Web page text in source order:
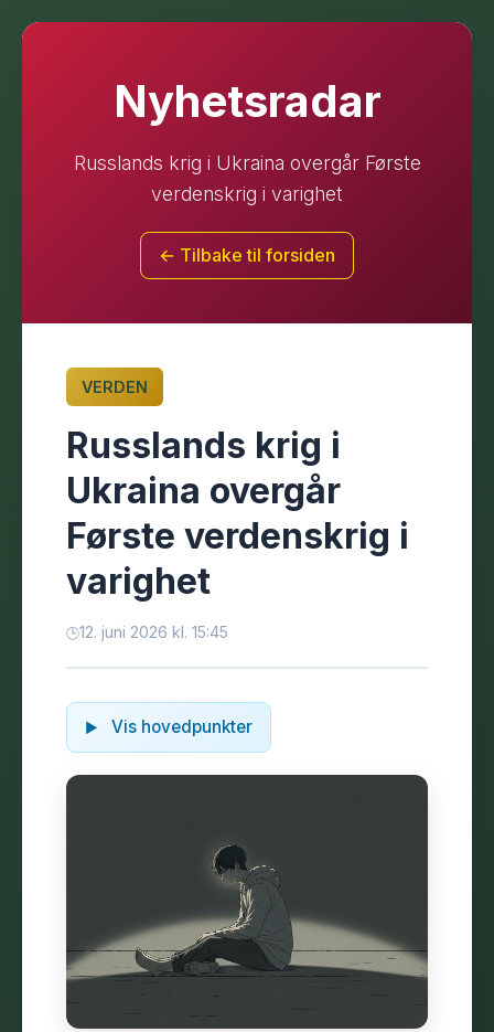
Nyhetsradar
Russlands krig i Ukraina overgår Første
verdenskrig i varighet
← Tilbake til forsiden
VERDEN
Russlands krig i
Ukraina overgår
Første verdenskrig i
varighet
12. juni 2026 kl. 15:45
Vis hovedpunkter